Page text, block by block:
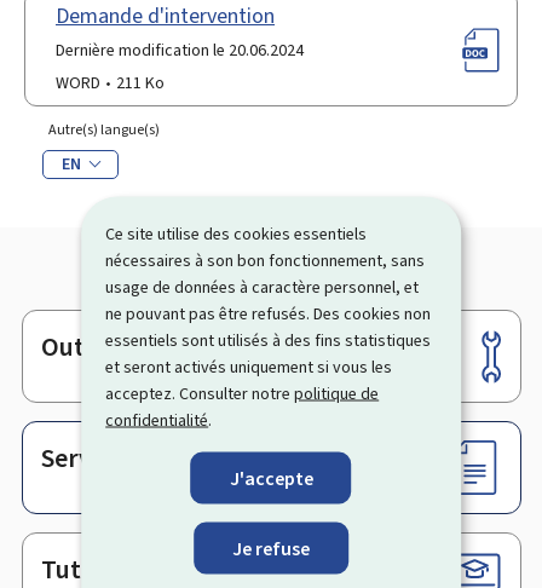
Ce site utilise des cookies essentiels
nécessaires à son bon fonctionnement, sans
usage de données à caractère personnel, et
ne pouvant pas être refusés. Des cookies non
essentiels sont utilisés à des fins statistiques
et seront activés uniquement si vous les
acceptez. Consulter notrepolitique de
confidentialité.
J'accepte
Je refuse
Demande d'intervention
Dernière modification le 20.06.2024
WORD
211 Ko
Autre(s) langue(s)
EN
Pied
de
page
Outils
Services en ligne & Formulaires
Tutoriels